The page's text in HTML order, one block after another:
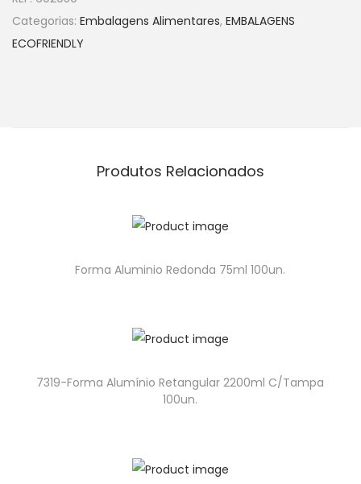
Categorias: Embalagens Alimentares, EMBALAGENS
ECOFRIENDLY
Produtos Relacionados
Forma Aluminio Redonda 75ml 100un.
7319-Forma Alumínio Retangular 2200ml C/Tampa
100un.